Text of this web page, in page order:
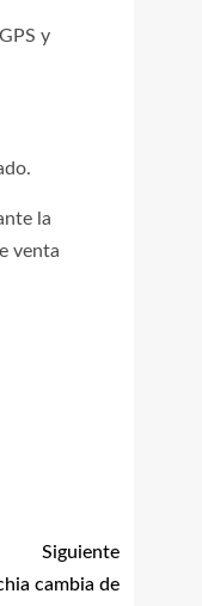
y
la
venta
Siguiente
cambia de